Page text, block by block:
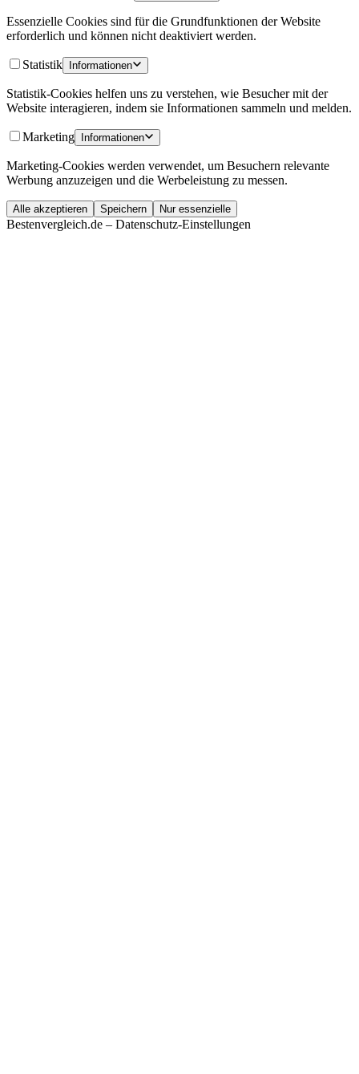
Essenzielle Cookies sind für die Grundfunktionen der Website
erforderlich und können nicht deaktiviert werden.
Statistik Informationen
Statistik-Cookies helfen uns zu verstehen, wie Besucher mit der
Website interagieren, indem sie Informationen sammeln und melden.
Marketing Informationen
Marketing-Cookies werden verwendet, um Besuchern relevante
Werbung anzuzeigen und die Werbeleistung zu messen.
Alle akzeptieren Speichern Nur essenzielle
Bestenvergleich.de – Datenschutz-Einstellungen